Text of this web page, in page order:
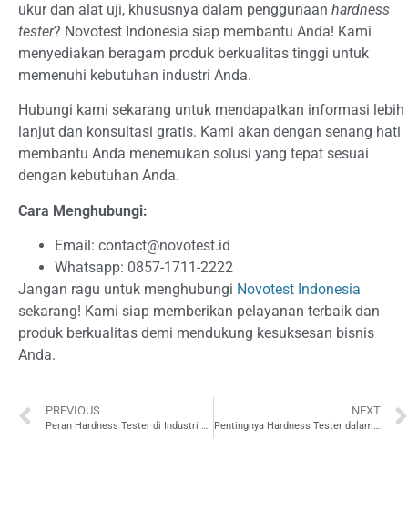
ukur dan alat uji, khususnya dalam penggunaan hardness
tester? Novotest Indonesia siap membantu Anda! Kami
menyediakan beragam produk berkualitas tinggi untuk
memenuhi kebutuhan industri Anda.
Hubungi kami sekarang untuk mendapatkan informasi lebih
lanjut dan konsultasi gratis. Kami akan dengan senang hati
membantu Anda menemukan solusi yang tepat sesuai
dengan kebutuhan Anda.
Cara Menghubungi:
Email: contact@novotest.id
Whatsapp: 0857-1711-2222
Jangan ragu untuk menghubungi Novotest Indonesia
sekarang! Kami siap memberikan pelayanan terbaik dan
produk berkualitas demi mendukung kesuksesan bisnis
Anda.
PREVIOUS
Peran Hardness Tester di Industri Penerbangan dalam Menjamin Keselamatan Pendaratan
NEXT
Pentingnya Hardness Tester dalam Menjamin Kualitas Perhiasan